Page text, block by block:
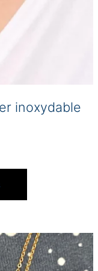
inoxydable
Ce
a
variations.
Les